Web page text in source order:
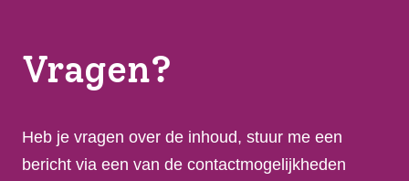
Vragen?
Heb je vragen over de inhoud, stuur me een
bericht via een van de contactmogelijkheden